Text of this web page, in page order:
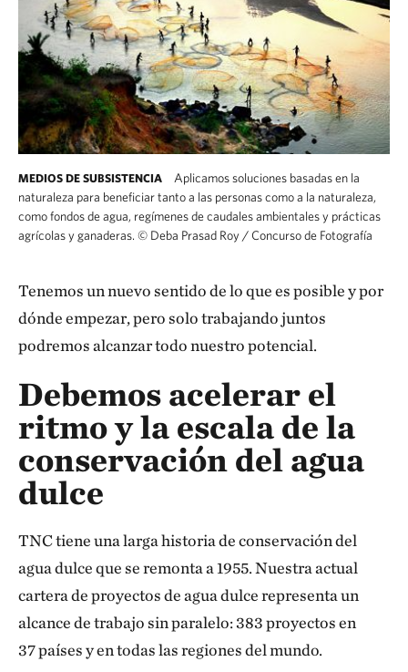
MEDIOS DE SUBSISTENCIA
Aplicamos soluciones basadas en la
naturaleza para beneficiar tanto a las personas como a la naturaleza,
como fondos de agua, regímenes de caudales ambientales y prácticas
agrícolas y ganaderas. © Deba Prasad Roy / Concurso de Fotografía
Tenemos un nuevo sentido de lo que es posible y por
dónde empezar, pero solo trabajando juntos
podremos alcanzar todo nuestro potencial.
Debemos acelerar el
ritmo y la escala de la
conservación del agua
dulce
TNC tiene una larga historia de conservación del
agua dulce que se remonta a 1955. Nuestra actual
cartera de proyectos de agua dulce representa un
alcance de trabajo sin paralelo: 383 proyectos en
37 países y en todas las regiones del mundo.